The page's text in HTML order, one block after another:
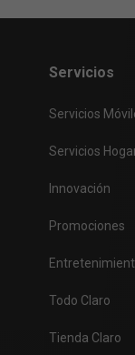
Servicios
Servicios
Servicios
Innovación
Promociones
Todo Claro
Tienda Claro